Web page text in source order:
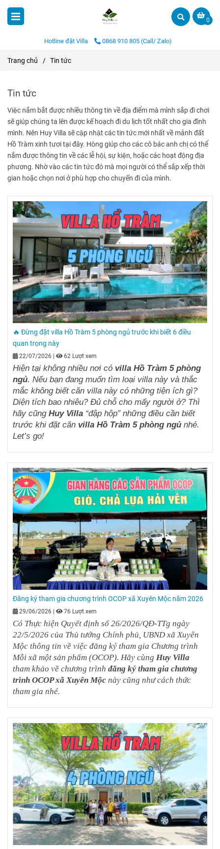
0
Hotline đặt Villa 0868 910 805 (Call/ Zalo)
Trang chủ / Tin tức
Tin tức
Việc nắm bắt được nhiều thông tin về địa điểm mà mình sắp đi chơi
sẽ giúp chúng ta lên được kế hoạch đi du lịch tốt nhất cho gia đình
mình. Nên Huy Villa sẽ cập nhật các tin tức mới nhất về mảnh đất
Hồ Tràm xinh tươi tại đây. Hòng giúp cho các cô bác anh chị có thể
nắm được thông tin về các lễ hội, sự kiện, hoặc các hoạt động địa
phương. Nhờ vào các tin tức đó mà mọi người có thể sắp xếp thời
gian hoặc chọn nơi ở phù hợp cho chuyến đi của mình.
🔥 Đừng đặt villa Hồ Tràm 5 phòng ngủ trước khi biết 6 điều
quan trọng này
22/07/2026 | 62 Lượt xem
Hiện tại không nhiều nơi có villa Hồ Tràm 5 phòng
ngủ. Nếu bạn đang muốn tìm loại villa này và thắc
mắc không biết căn villa này có những tiện ích gì?
Diện tích bao nhiêu? Đủ chỗ cho mấy người ở? Thì
hãy cũng Huy Villa “đập hộp” những điều cần biết
trước khi đặt căn villa Hồ Tràm 5 phòng ngủ nhé.
Let’s go!
Đăng ký tham gia chương trình OCOP xã Xuyên Mộc năm 2026
29/06/2026 | 76 Lượt xem
Có Thực hiện Quyết định số 26/2026/QĐ-TTg ngày
22/5/2026 của Thủ tướng Chính phủ, UBND xã Xuyên
Mộc thông tin về việc đăng ký tham gia Chương trình
Mỗi xã một sản phẩm (OCOP). Hãy cùng Huy Villa
tham khảo về chương trình đăng ký tham gia chương
trình OCOP xã Xuyên Mộc này cũng như cách thức
tham gia nhé.